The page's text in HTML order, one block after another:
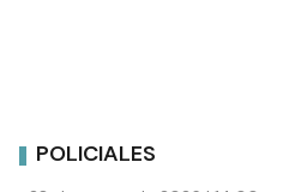
POLICIALES